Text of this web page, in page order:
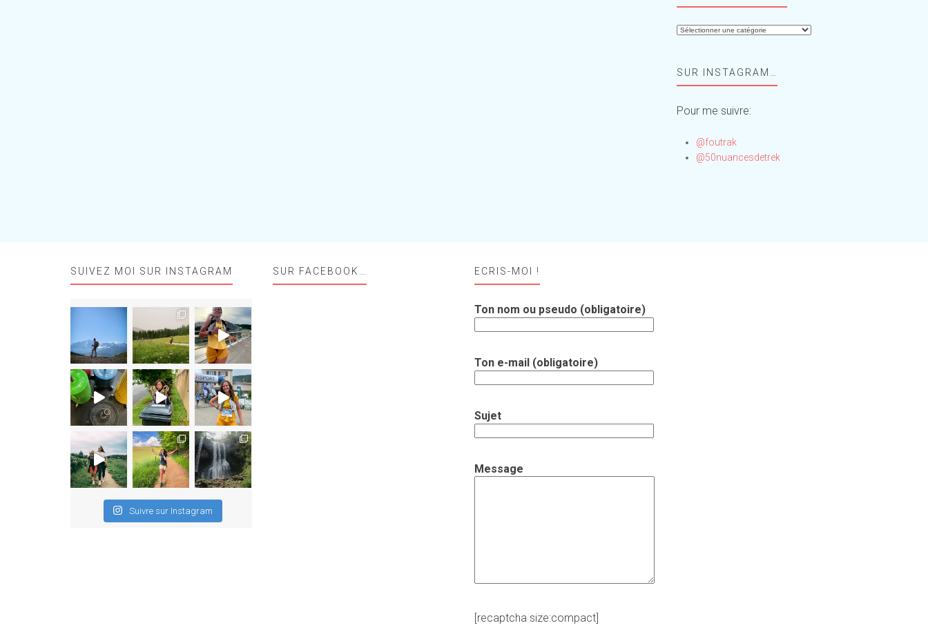
Aide-
!SUR INSTAGRAM…
Pour me suivre:
@foutrak
@50nuancesdetrek
SUIVEZ MOI SUR INSTAGRAM
Suivre sur Instagram
SUR FACEBOOK… ECRIS-MOI !
Ton nom ou pseudo (obligatoire)
Ton e-mail (obligatoire)
Sujet
Message
[recaptcha size:compact]